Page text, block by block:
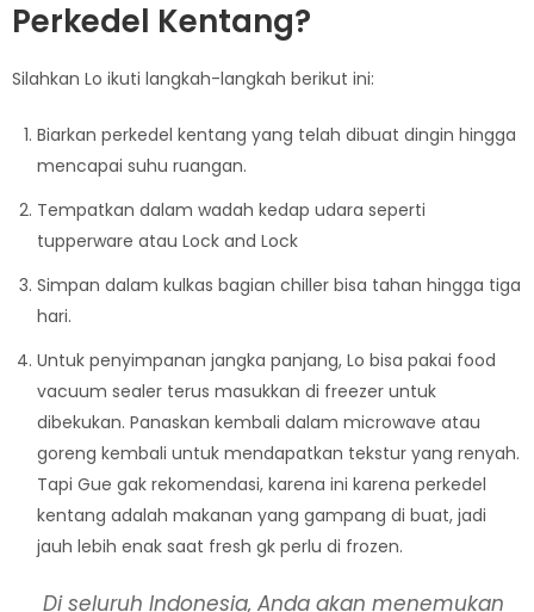
Perkedel Kentang?
Silahkan Lo ikuti langkah-langkah berikut ini:
Biarkan perkedel kentang yang telah dibuat dingin hingga
mencapai suhu ruangan.
Tempatkan dalam wadah kedap udara seperti
tupperware atau Lock and Lock
Simpan dalam kulkas bagian chiller bisa tahan hingga tiga
hari.
Untuk penyimpanan jangka panjang, Lo bisa pakai food
vacuum sealer terus masukkan di freezer untuk
dibekukan. Panaskan kembali dalam microwave atau
goreng kembali untuk mendapatkan tekstur yang renyah.
Tapi Gue gak rekomendasi, karena ini karena perkedel
kentang adalah makanan yang gampang di buat, jadi
jauh lebih enak saat fresh gk perlu di frozen.
Di seluruh Indonesia, Anda akan menemukan